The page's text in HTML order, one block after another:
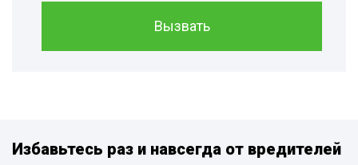
Вызвать
Избавьтесь раз и навсегда от вредителей